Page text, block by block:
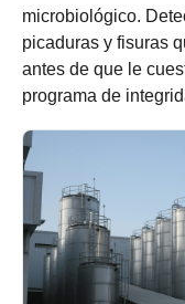
microbiológico.
picaduras y fisuras
antes de que le
programa de